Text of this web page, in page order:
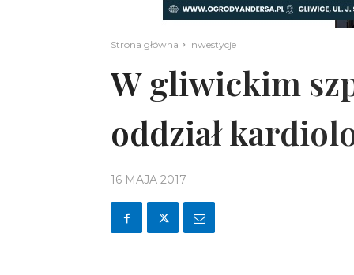
Strona główna Inwestycje
W gliwickim
oddział
16 MAJA 2017